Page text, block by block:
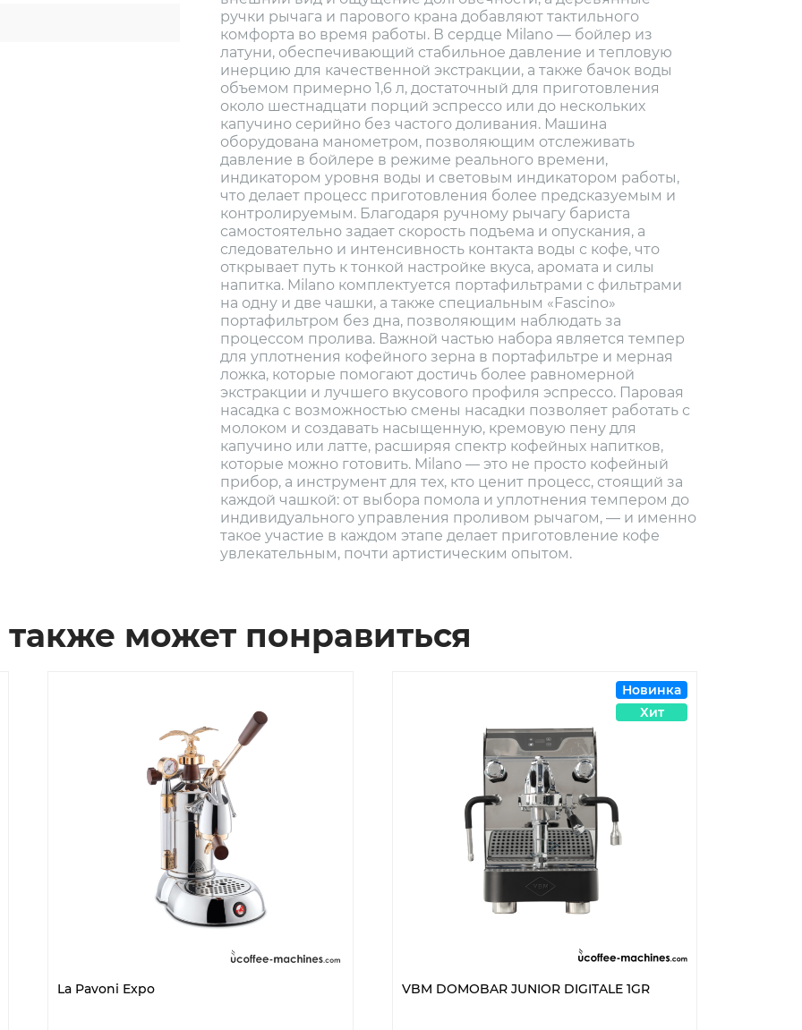
ручки рычага и парового крана добавляют тактильного
комфорта во время работы. В сердце Milano — бойлер из
латуни, обеспечивающий стабильное давление и тепловую
инерцию для качественной экстракции, а также бачок воды
объемом примерно 1,6 л, достаточный для приготовления
около шестнадцати порций эспрессо или до нескольких
капучино серийно без частого доливания. Машина
оборудована манометром, позволяющим отслеживать
давление в бойлере в режиме реального времени,
индикатором уровня воды и световым индикатором работы,
что делает процесс приготовления более предсказуемым и
контролируемым. Благодаря ручному рычагу бариста
самостоятельно задает скорость подъема и опускания, а
следовательно и интенсивность контакта воды с кофе, что
открывает путь к тонкой настройке вкуса, аромата и силы
напитка. Milano комплектуется портафильтрами с фильтрами
на одну и две чашки, а также специальным «Fascino»
портафильтром без дна, позволяющим наблюдать за
процессом пролива. Важной частью набора является темпер
для уплотнения кофейного зерна в портафильтре и мерная
ложка, которые помогают достичь более равномерной
экстракции и лучшего вкусового профиля эспрессо. Паровая
насадка с возможностью смены насадки позволяет работать с
молоком и создавать насыщенную, кремовую пену для
капучино или латте, расширяя спектр кофейных напитков,
которые можно готовить. Milano — это не просто кофейный
прибор, а инструмент для тех, кто ценит процесс, стоящий за
каждой чашкой: от выбора помола и уплотнения темпером до
индивидуального управления проливом рычагом, — и именно
такое участие в каждом этапе делает приготовление кофе
увлекательным, почти артистическим опытом.
может понравиться
La Pavoni Expo VBM DOMOBAR JUNIOR DIGITALE 1GR
Новинка
Хит